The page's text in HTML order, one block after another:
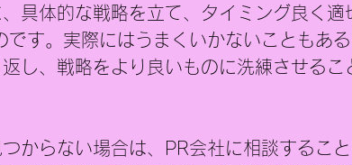
具体的な戦略を立て、タイミング良く適
す。実際にはうまくいかないこともある
し、戦略をより良いものに洗練させるこ
からない場合は、PR会社に相談するこ